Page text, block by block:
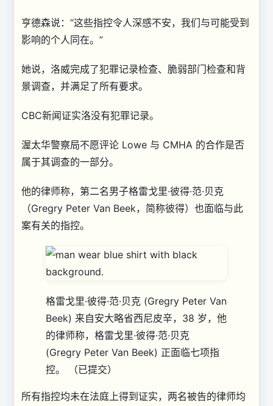
亨德森说：“这些指控令人深感不安，我们与可能受到
影响的个人同在。”
她说，洛威完成了犯罪记录检查、脆弱部门检查和背
景调查，并满足了所有要求。
CBC新闻证实洛没有犯罪记录。
渥太华警察局不愿评论 Lowe 与 CMHA 的合作是否
属于其调查的一部分。
他的律师称，第二名男子格雷戈里·彼得·范·贝克
（Gregry Peter Van Beek，简称彼得）也面临与此
案有关的指控。
格雷戈里·彼得·范·贝克 (Gregry Peter Van
Beek) 来自安大略省西尼皮辛，38 岁，他
的律师称，格雷戈里·彼得·范·贝克
(Gregry Peter Van Beek) 正面临七项指
控。
（已提交）
所有指控均未在法庭上得到证实，两名被告的律师均